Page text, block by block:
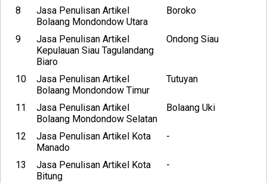
8
Jasa Penulisan Artikel
Bolaang Mondondow Utara
Boroko
9
Jasa Penulisan Artikel
Kepulauan Siau Tagulandang
Biaro
Ondong Siau
10
Jasa Penulisan Artikel
Bolaang Mondondow Timur
Tutuyan
11
Jasa Penulisan Artikel
Bolaang Mondondow Selatan
Bolaang Uki
12
Jasa Penulisan Artikel Kota
Manado
-
13
Jasa Penulisan Artikel Kota
Bitung
-